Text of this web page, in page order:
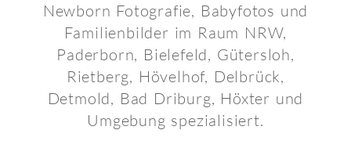
Newborn Fotografie, Babyfotos und
Familienbilder im Raum NRW,
Paderborn, Bielefeld, Gütersloh,
Rietberg, Hövelhof, Delbrück,
Detmold, Bad Driburg, Höxter und
Umgebung spezialisiert.